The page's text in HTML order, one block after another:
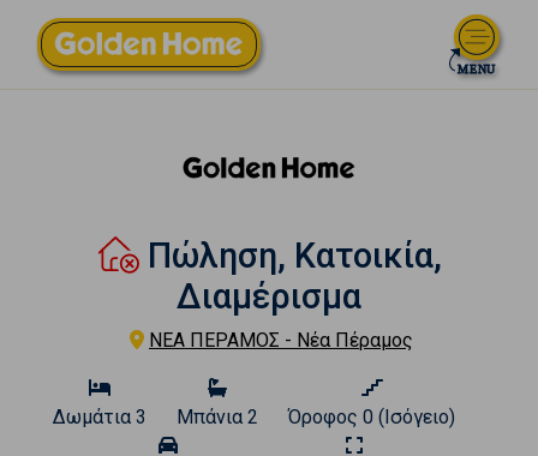
Πώληση, Κατοικία,
Διαμέρισμα
ΝΕΑ ΠΕΡΑΜΟΣ - Νέα Πέραμος
Δωμάτια 3 Μπάνια 2 Όροφος 0 (Ισόγειο)